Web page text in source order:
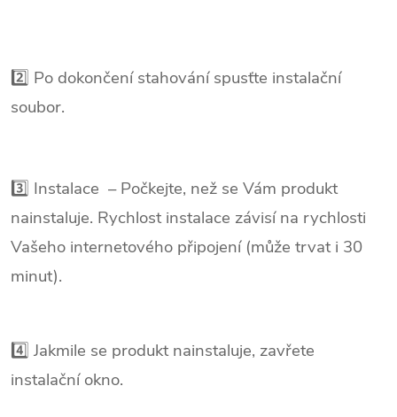
2️⃣ Po dokončení stahování spusťte instalační
soubor.
3️⃣ Instalace – Počkejte, než se Vám produkt
nainstaluje. Rychlost instalace závisí na rychlosti
Vašeho internetového připojení (může trvat i 30
minut).
4️⃣ Jakmile se produkt nainstaluje, zavřete
instalační okno.